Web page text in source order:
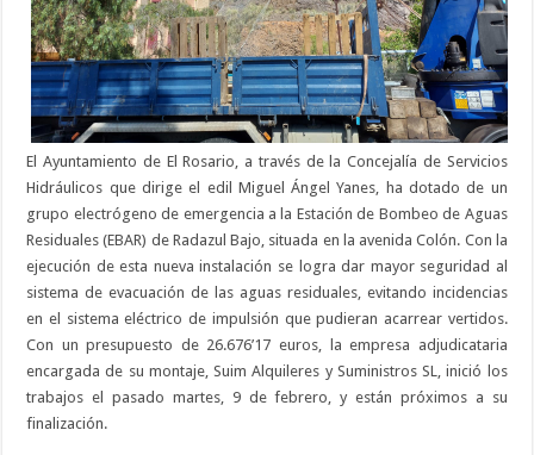
El Ayuntamiento de El Rosario, a través de la Concejalía de Servicios
Hidráulicos que dirige el edil Miguel Ángel Yanes, ha dotado de un
grupo electrógeno de emergencia a la Estación de Bombeo de Aguas
Residuales (EBAR) de Radazul Bajo, situada en la avenida Colón. Con la
ejecución de esta nueva instalación se logra dar mayor seguridad al
sistema de evacuación de las aguas residuales, evitando incidencias
en el sistema eléctrico de impulsión que pudieran acarrear vertidos.
Con un presupuesto de 26.676’17 euros, la empresa adjudicataria
encargada de su montaje, Suim Alquileres y Suministros SL, inició los
trabajos el pasado martes, 9 de febrero, y están próximos a su
finalización.